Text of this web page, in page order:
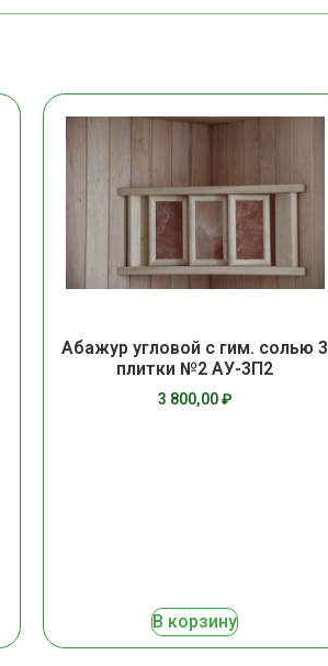
Абажур угловой с гим. солью 3
плитки №2 АУ-3П2
3 800,00₽
В корзину